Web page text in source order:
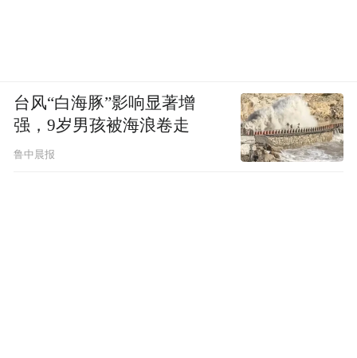
台风“白海豚”影响显著增
强，9岁男孩被海浪卷走
鲁中晨报